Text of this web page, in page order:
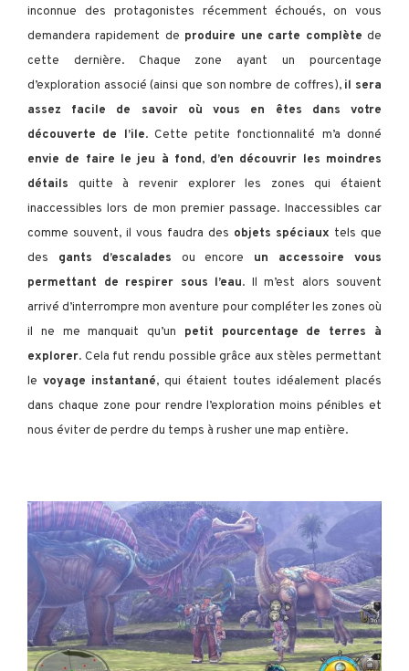
inconnue des protagonistes récemment échoués, on vous
demandera rapidement de produire une carte complète de
cette dernière. Chaque zone ayant un pourcentage
d’exploration associé (ainsi que son nombre de coffres),il sera
assez facile de savoir où vous en êtes dans votre
découverte de l’ile. Cette petite fonctionnalité m’a donné
envie de faire le jeu à fond, d’en découvrir les moindres
détails quitte à revenir explorer les zones qui étaient
inaccessibles lors de mon premier passage. Inaccessibles car
comme souvent, il vous faudra des objets spéciaux tels que
des gants d’escalades ou encore un accessoire vous
permettant de respirer sous l’eau. Il m’est alors souvent
arrivé d’interrompre mon aventure pour compléter les zones où
il ne me manquait qu’un petit pourcentage de terres à
explorer. Cela fut rendu possible grâce aux stèles permettant
le voyage instantané, qui étaient toutes idéalement placés
dans chaque zone pour rendre l’exploration moins pénibles et
nous éviter de perdre du temps à rusher une map entière.